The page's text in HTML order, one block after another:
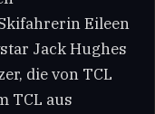
Eileen
Jack Hughes
die von TCL
TCL aus